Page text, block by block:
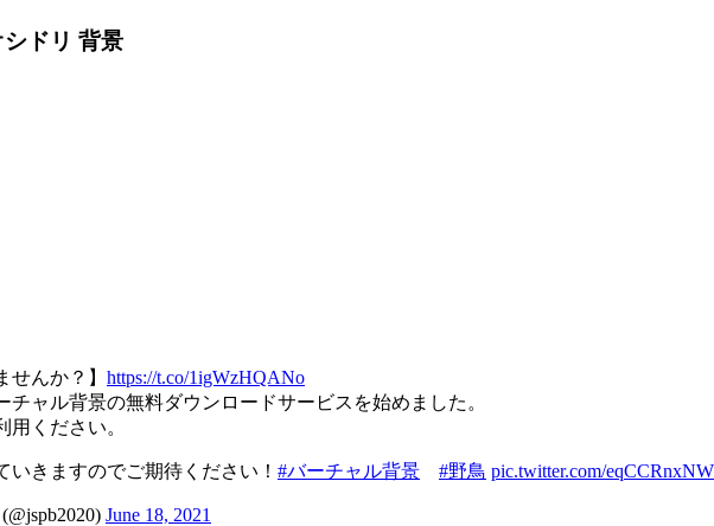
ドリ 背景
せんか？】 https://t.co/1igWzHQANo
ャル背景の無料ダウンロードサービスを始めました。
ください。
きますのでご期待ください！ #バーチャル背景 #野鳥 pic.twitter.com/
June 18, 2021